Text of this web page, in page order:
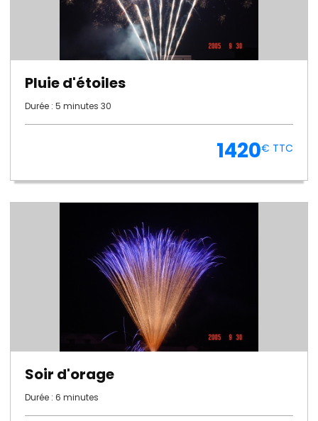
Pluie d'étoiles
Durée : 5 minutes 30
1420€ TTC
Soir d'orage
Durée : 6 minutes